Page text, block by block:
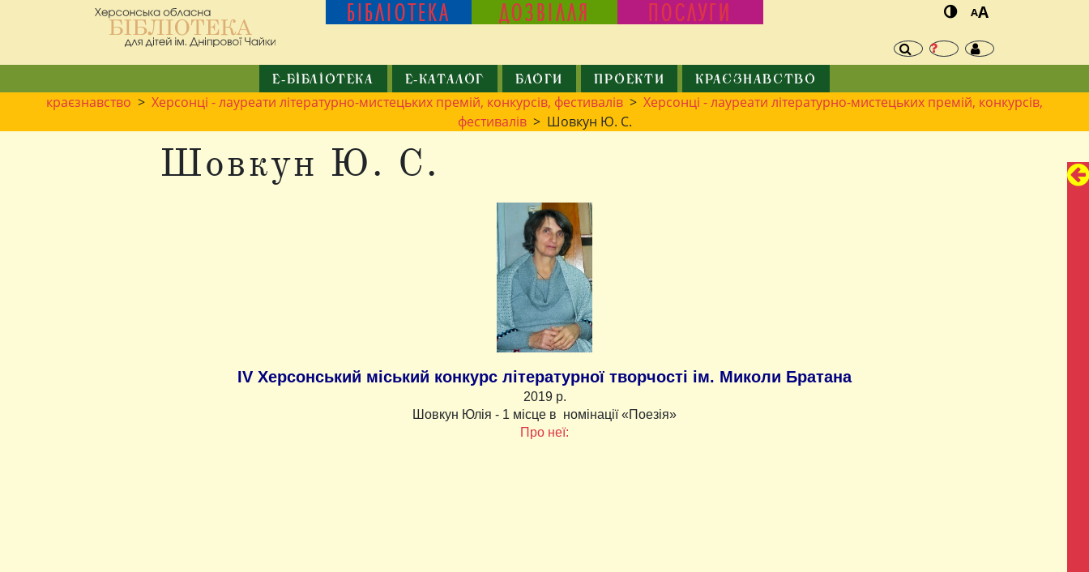
БІБЛІОТЕКА ДОЗВІЛЛЯ ПОСЛУГИ AA
Е-БІБЛІОТЕКА Е-КАТАЛОГ БЛОГИ ПРОЕКТИ КРАЄЗНАВСТВО
краєзнавство > Херсонці - лауреати літературно-мистецьких премій, конкурсів, фестивалів > Херсонці - лауреати літературно-мистецьких премій, конкурсів,
фестивалів> Шовкун Ю. С.
Шовкун Ю. С.
IV Херсонський міський конкурс літературної творчості ім. Миколи Братана
2019 р.
Шовкун Юлія - 1 місце в номінації «Поезія»
Про неї: